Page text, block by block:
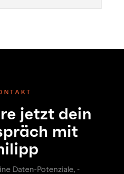
jetzt dein
mit
Daten-Potenziale, -